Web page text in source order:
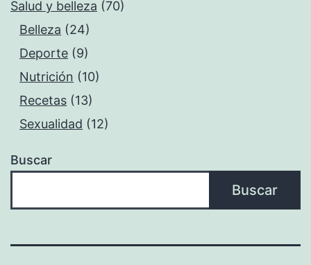
Salud y belleza (70)
Belleza (24)
Deporte (9)
Nutrición (10)
Recetas (13)
Sexualidad (12)
Buscar
Buscar